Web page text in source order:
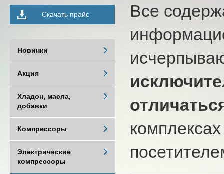
Все
Скачать прайс
Новинки
Акция
Хладон, масла,
добавки
Компрессоры
Электрические
компрессоры